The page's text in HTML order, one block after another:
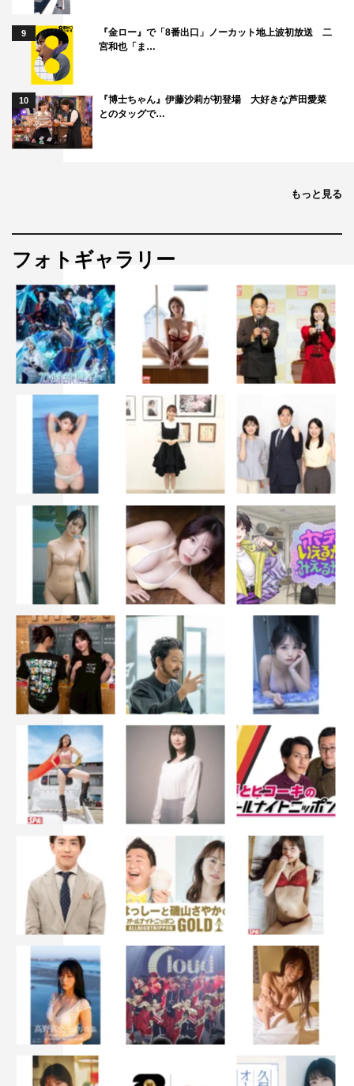
9
『金ロー』で「8番出口」ノーカット地上波初放送 二
宮和也「ま…
10
『博士ちゃん』伊藤沙莉が初登場 大好きな芦田愛菜
とのタッグで…
もっと見る
フォトギャラリー